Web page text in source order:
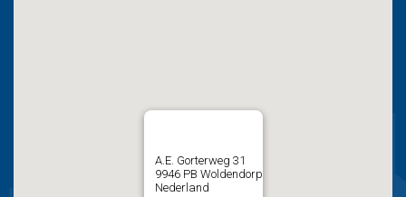
A.E. Gorterweg 31
9946 PB Woldendorp
Nederland